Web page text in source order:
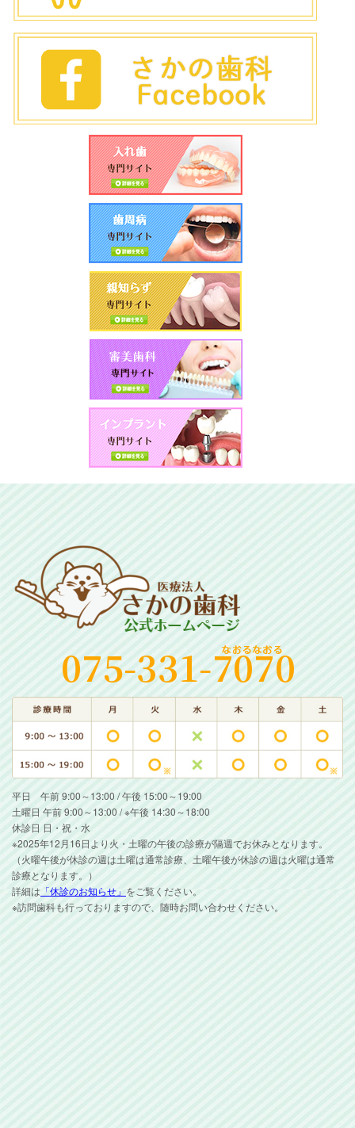
平日 午前 9:00～13:00 / 午後 15:00～19:00
土曜日 午前 9:00～13:00 / ※午後 14:30～18:00
休診日 日・祝・水
※2025年12月16日より火・土曜の午後の診療が隔週でお休みとなります。
（火曜午後が休診の週は土曜は通常診療、土曜午後が休診の週は火曜は通常
診療となります。）
詳細は 「休診のお知らせ」 をご覧ください。
※訪問歯科も行っておりますので、随時お問い合わせください。